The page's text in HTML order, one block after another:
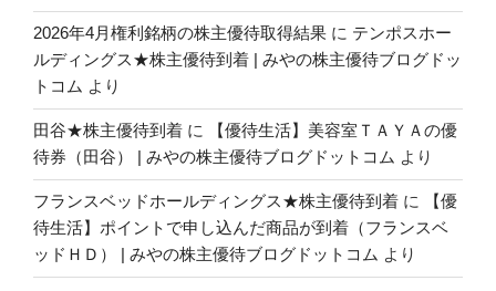
2026年4月権利銘柄の株主優待取得結果 に テンポスホー
ルディングス★株主優待到着 | みやの株主優待ブログドッ
トコム より
田谷★株主優待到着 に
【優待生活】美容室ＴＡＹＡの優
待券（田谷） | みやの株主優待ブログドットコム より
フランスベッドホールディングス★株主優待到着 に
【優
待生活】ポイントで申し込んだ商品が到着（フランスベ
ッドＨＤ） | みやの株主優待ブログドットコム より